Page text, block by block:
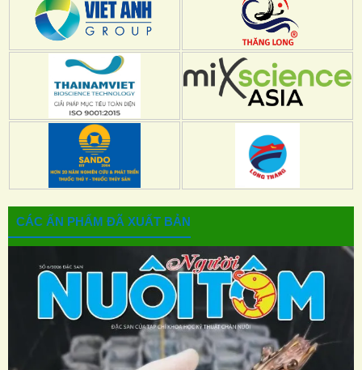
CÁC ẤN PHẨM ĐÃ XUẤT BẢN